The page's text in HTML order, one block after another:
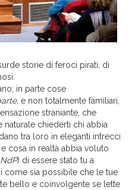
storie di feroci pirati, di
in parte cose
, e non totalmente familiari,
straniante, che
naturale chiederti chi abbia
tra loro in eleganti intrecci
cosa in realtà abbia voluto
NdP) di essere stato tu a
come sia possibile che le tue
bello e coinvolgente se lette